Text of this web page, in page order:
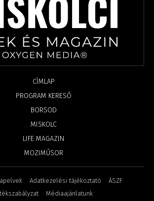
CÍMLAP
PROGRAM KERESŐ
BORSOD
MISKOLC
LIFE MAGAZIN
MOZIMŰSOR
Adatkezelési tájékoztató
ÁSZF
Médiaajánlatunk